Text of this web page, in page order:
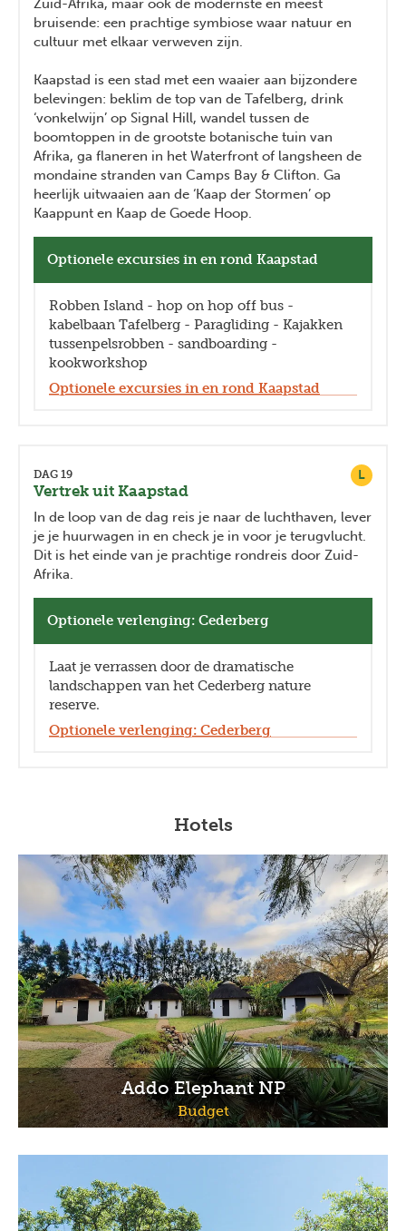
Zuid-Afrika, maar ook de modernste en meest
bruisende: een prachtige symbiose waar natuur en
cultuur met elkaar verweven zijn.
Kaapstad is een stad met een waaier aan bijzondere
belevingen: beklim de top van de Tafelberg, drink
‘vonkelwijn’ op Signal Hill, wandel tussen de
boomtoppen in de grootste botanische tuin van
Afrika, ga flaneren in het Waterfront of langsheen de
mondaine stranden van Camps Bay & Clifton. Ga
heerlijk uitwaaien aan de ‘Kaap der Stormen’ op
Kaappunt en Kaap de Goede Hoop.
Optionele excursies in en rond Kaapstad
Robben Island - hop on hop off bus -
kabelbaan Tafelberg - Paragliding - Kajakken
tussenpelsrobben - sandboarding -
kookworkshop
Optionele excursies in en rond Kaapstad
L
DAG 19
Vertrek uit Kaapstad
In de loop van de dag reis je naar de luchthaven, lever
je je huurwagen in en check je in voor je terugvlucht.
Dit is het einde van je prachtige rondreis door Zuid-
Afrika.
Optionele verlenging: Cederberg
Laat je verrassen door de dramatische
landschappen van het Cederberg nature
reserve.
Optionele verlenging: Cederberg
Hotels
Addo Elephant NP
Budget